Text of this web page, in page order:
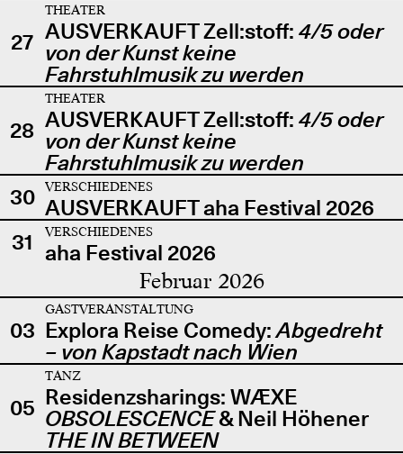
27
THEATER
AUSVERKAUFT Zell:stoff: 4/5 oder
von der Kunst keine
Fahrstuhlmusik zu werden
28
THEATER
AUSVERKAUFT Zell:stoff: 4/5 oder
von der Kunst keine
Fahrstuhlmusik zu werden
30
VERSCHIEDENES
AUSVERKAUFT aha Festival 2026
31
VERSCHIEDENES
aha Festival 2026
Februar 2026
03
GASTVERANSTALTUNG
Explora Reise Comedy:Abgedreht
– von Kapstadt nach Wien
05
TANZ
Residenzsharings: WÆXE
OBSOLESCENCE& Neil Höhener
THE IN BETWEEN